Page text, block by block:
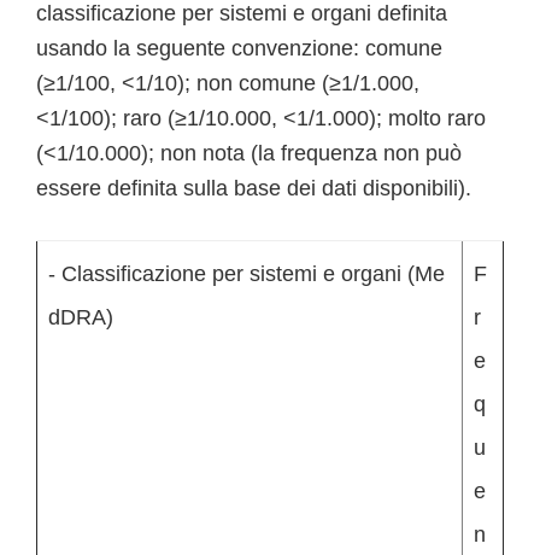
classificazione per sistemi e organi definita
usando la seguente convenzione: comune
(≥1/100, <1/10); non comune (≥1/1.000,
<1/100); raro (≥1/10.000, <1/1.000); molto raro
(<1/10.000); non nota (la frequenza non può
essere definita sulla base dei dati disponibili).
- Classificazione per sistemi e organi (Me
dDRA)
F
r
e
q
u
e
n